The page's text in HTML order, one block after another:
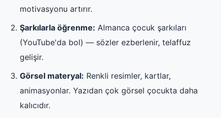
motivasyonu artırır.
Şarkılarla öğrenme: Almanca çocuk şarkıları
(YouTube'da bol) — sözler ezberlenir, telaffuz
gelişir.
Görsel materyal: Renkli resimler, kartlar,
animasyonlar. Yazıdan çok görsel çocukta daha
kalıcıdır.